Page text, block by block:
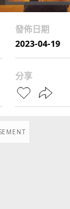
發佈日期
2023-04-19
分享